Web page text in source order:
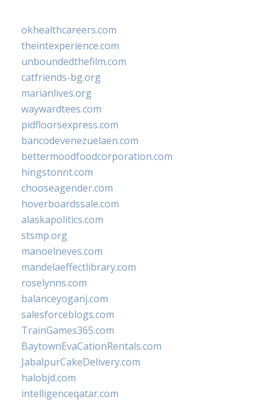
okhealthcareers.com
theintexperience.com
unboundedthefilm.com
catfriends-bg.org
marianlives.org
waywardtees.com
pidfloorsexpress.com
bancodevenezuelaen.com
bettermoodfoodcorporation.com
hingstonnt.com
chooseagender.com
hoverboardssale.com
alaskapolitics.com
stsmp.org
manoelneves.com
mandelaeffectlibrary.com
roselynns.com
balanceyoganj.com
salesforceblogs.com
TrainGames365.com
BaytownEvaCationRentals.com
JabalpurCakeDelivery.com
halobjd.com
intelligenceqatar.com